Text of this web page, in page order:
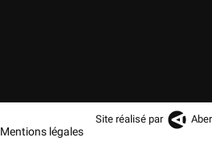
Mentions légales
Site réalisé par